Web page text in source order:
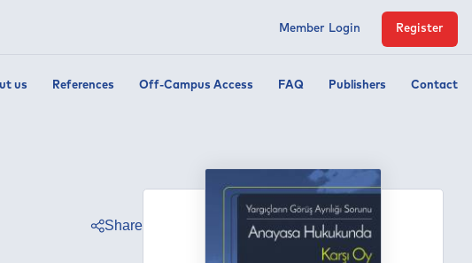
us References Off-Campus Access FAQ Publishers Contact
Member Login Register
Share